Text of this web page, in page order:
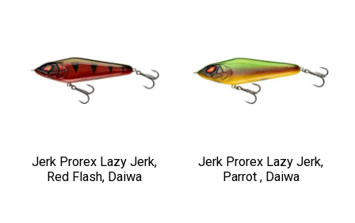
Jerk Prorex Lazy Jerk,
Red Flash, Daiwa
Jerk Prorex Lazy Jerk,
Parrot , Daiwa